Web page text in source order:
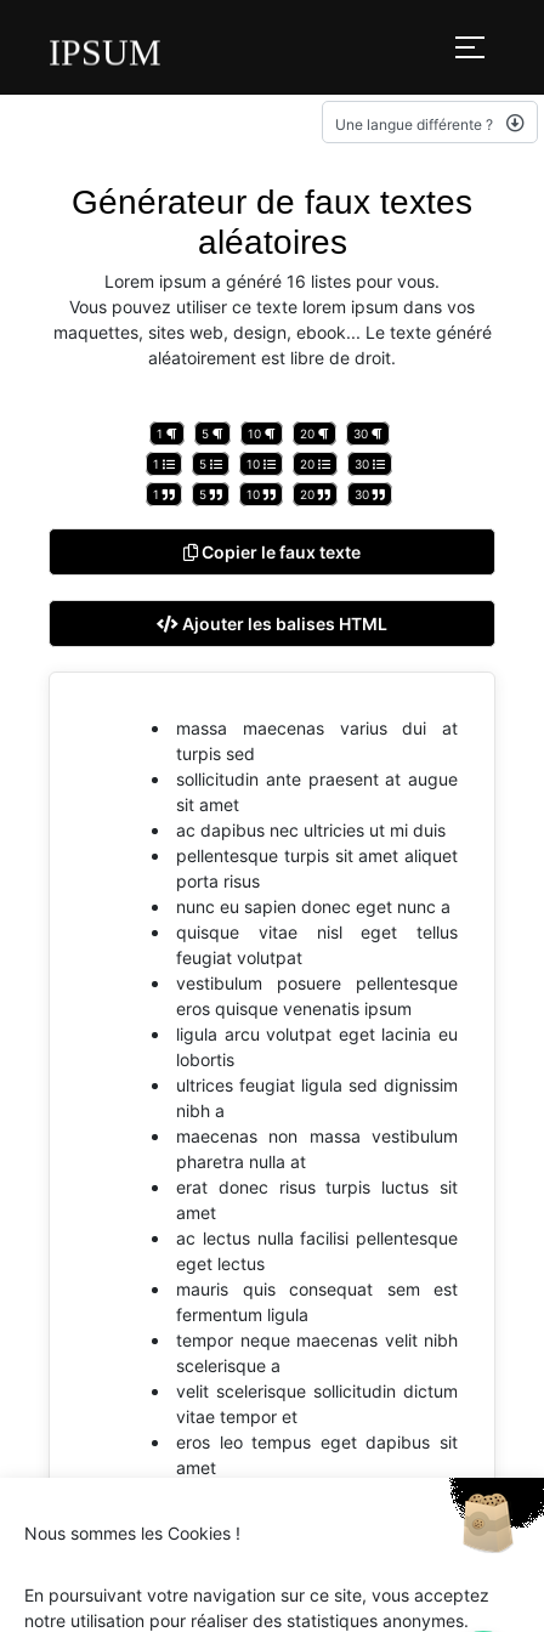
IPSUM
Une langue différente ?
Générateur de faux textes
aléatoires
Lorem ipsum a généré 16 listes pour vous.
Vous pouvez utiliser ce texte lorem ipsum dans vos
maquettes, sites web, design, ebook... Le texte généré
aléatoirement est libre de droit.
1 5 10 20 30
1 5 10 20 30
1 5 10 20 30
Copier le faux texte
Ajouter les balises HTML
massa maecenas varius dui at
turpis sed
sollicitudin ante praesent at augue
sit amet
ac dapibus nec ultricies ut mi duis
pellentesque turpis sit amet aliquet
porta risus
nunc eu sapien donec eget nunc a
quisque vitae nisl eget tellus
feugiat volutpat
vestibulum posuere pellentesque
eros quisque venenatis ipsum
ligula arcu volutpat eget lacinia eu
lobortis
ultrices feugiat ligula sed dignissim
nibh a
maecenas non massa vestibulum
pharetra nulla at
erat donec risus turpis luctus sit
amet
ac lectus nulla facilisi pellentesque
eget lectus
mauris quis consequat sem est
fermentum ligula
tempor neque maecenas velit nibh
scelerisque a
velit scelerisque sollicitudin dictum
vitae tempor et
eros leo tempus eget dapibus sit
amet
Nous sommes les Cookies !
En poursuivant votre navigation sur ce site, vous acceptez
notre utilisation pour réaliser des statistiques anonymes.